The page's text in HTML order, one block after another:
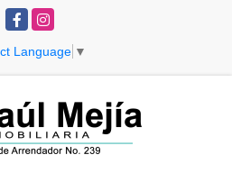
FacebookInstagram
Language ▼